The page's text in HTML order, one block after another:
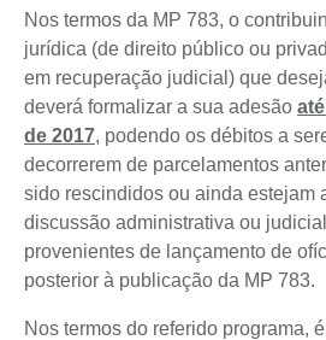
Nos termos da MP 783, o
jurídica (de direito público ou
em recuperação judicial) que
deverá formalizar a sua adesão
de 2017, podendo os débitos a
decorrerem de parcelamentos
sido rescindidos ou ainda estejam
discussão administrativa ou
provenientes de lançamento de
posterior à publicação da MP 783.
Nos termos do referido programa,